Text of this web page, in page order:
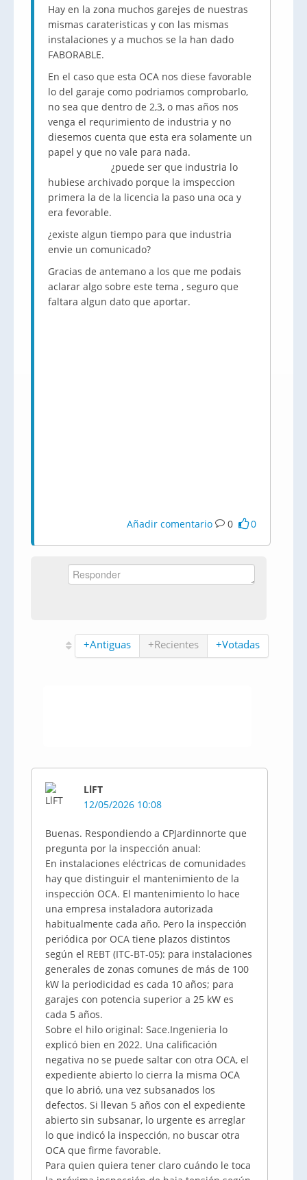
Hay en la zona muchos garejes de nuestras
mismas carateristicas y con las mismas
instalaciones y a muchos se la han dado
FABORABLE.
En el caso que esta OCA nos diese favorable
lo del garaje como podriamos comprobarlo,
no sea que dentro de 2,3, o mas años nos
venga el requrimiento de industria y no
diesemos cuenta que esta era solamente un
papel y que no vale para nada.
¿puede ser que industria lo
hubiese archivado porque la imspeccion
primera la de la licencia la paso una oca y
era fevorable.
¿existe algun tiempo para que industria
envie un comunicado?
Gracias de antemano a los que me podais
aclarar algo sobre este tema , seguro que
faltara algun dato que aportar.
Añadir comentario 0 0
+Antiguas +Recientes +Votadas
LlFT
12/05/2026 10:08
Buenas. Respondiendo a CPJardinnorte que
pregunta por la inspección anual:
En instalaciones eléctricas de comunidades
hay que distinguir el mantenimiento de la
inspección OCA. El mantenimiento lo hace
una empresa instaladora autorizada
habitualmente cada año. Pero la inspección
periódica por OCA tiene plazos distintos
según el REBT (ITC-BT-05): para instalaciones
generales de zonas comunes de más de 100
kW la periodicidad es cada 10 años; para
garajes con potencia superior a 25 kW es
cada 5 años.
Sobre el hilo original: Sace.Ingenieria lo
explicó bien en 2022. Una calificación
negativa no se puede saltar con otra OCA, el
expediente abierto lo cierra la misma OCA
que lo abrió, una vez subsanados los
defectos. Si llevan 5 años con el expediente
abierto sin subsanar, lo urgente es arreglar
lo que indicó la inspección, no buscar otra
OCA que firme favorable.
Para quien quiera tener claro cuándo le toca